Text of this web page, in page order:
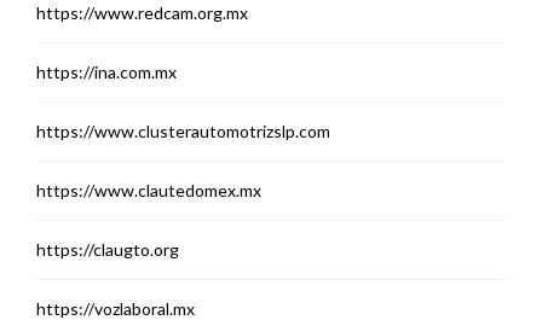
https://www.redcam.org.mx
https://ina.com.mx
https://www.clusterautomotrizslp.com
https://www.clautedomex.mx
https://claugto.org
https://vozlaboral.mx